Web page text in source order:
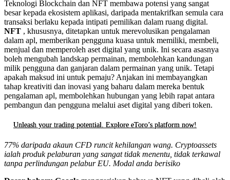
Teknologi Blockchain dan NFT membawa potensi yang sangat
besar kepada ekosistem aplikasi, daripada mentakrifkan semula cara
transaksi berlaku kepada intipati pemilikan dalam ruang digital.
NFT , khususnya, ditetapkan untuk merevolusikan pengalaman
dalam apl, memberikan pengguna kuasa untuk memiliki, membeli,
menjual dan memperoleh aset digital yang unik. Ini secara asasnya
boleh mengubah landskap permainan, membolehkan kandungan
milik pengguna dan ganjaran dalam permainan yang unik. Tetapi
apakah maksud ini untuk pemaju? Anjakan ini membayangkan
tahap kreativiti dan inovasi yang baharu dalam mereka bentuk
pengalaman apl, membolehkan hubungan yang lebih rapat antara
pembangun dan pengguna melalui aset digital yang diberi token.
Unleash your trading potential. Explore eToro’s platform now!
77% daripada akaun CFD runcit kehilangan wang. Cryptoassets
ialah produk pelaburan yang sangat tidak menentu, tidak terkawal
tanpa perlindungan pelabur EU. Modal anda berisiko